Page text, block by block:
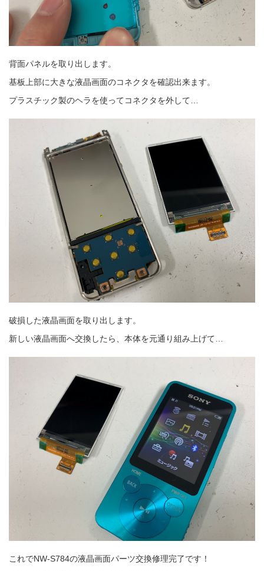
背面パネルを取り出します。
基板上部に大きな液晶画面のコネクタを確認出来ます。
プラスチック製のヘラを使ってコネクタを外して…
破損した液晶画面を取り出します。
新しい液晶画面へ交換したら、本体を元通り組み上げて…
これでNW-S784の液晶画面パーツ交換修理完了です！